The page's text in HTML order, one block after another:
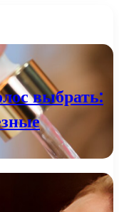
выбрать: